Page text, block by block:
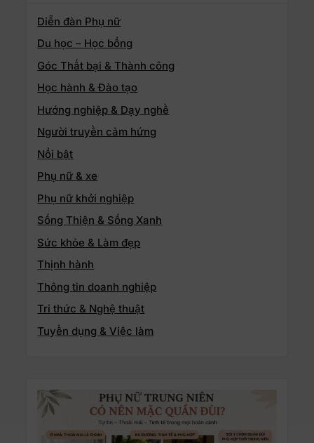
Diễn đàn Phụ nữ
Du học – Học bổng
Góc Thất bại & Thành công
Học hành & Đào tạo
Hướng nghiệp & Dạy nghề
Người truyền cảm hứng
Nổi bật
Phụ nữ & xe
Phụ nữ khởi nghiệp
Sống Thiện & Sống Xanh
Sức khỏe & Làm đẹp
Thịnh hành
Thông tin doanh nghiệp
Tri thức & Nghệ thuật
Tuyển dụng & Việc làm